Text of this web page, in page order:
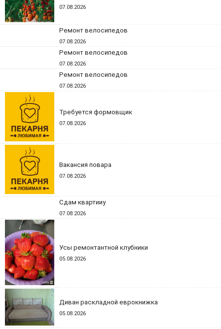
07.08.2026
Ремонт велосипедов
07.08.2026
Ремонт велосипедов
07.08.2026
Ремонт велосипедов
07.08.2026
Требуется формовщик
07.08.2026
Вакансия повара
07.08.2026
Сдам квартииу
07.08.2026
Усы ремонтантной клубники
05.08.2026
Диван раскладной еврокнижка
05.08.2026